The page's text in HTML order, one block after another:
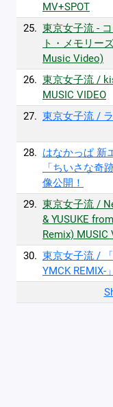
MV+SPOT
25. 東京女子流 -
ト・メモリー
Music Video)
26. 東京女子流 /
MUSIC VIDEO
27. 東京女子流 /
28. はなかっぱ 新
「ちいさな奇
像公開！
29. 東京女子流 /
& YUSUKE
Remix) MUSIC
30. 東京女子流 /
YMCK REMIX-」